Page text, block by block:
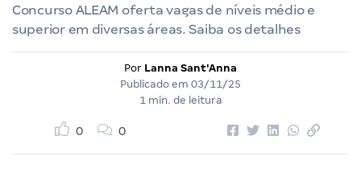
Concurso ALEAM oferta vagas de níveis médio e
superior em diversas áreas. Saiba os detalhes
Por Lanna Sant'Anna
Publicado em 03/11/25
1 min. de leitura
0 0